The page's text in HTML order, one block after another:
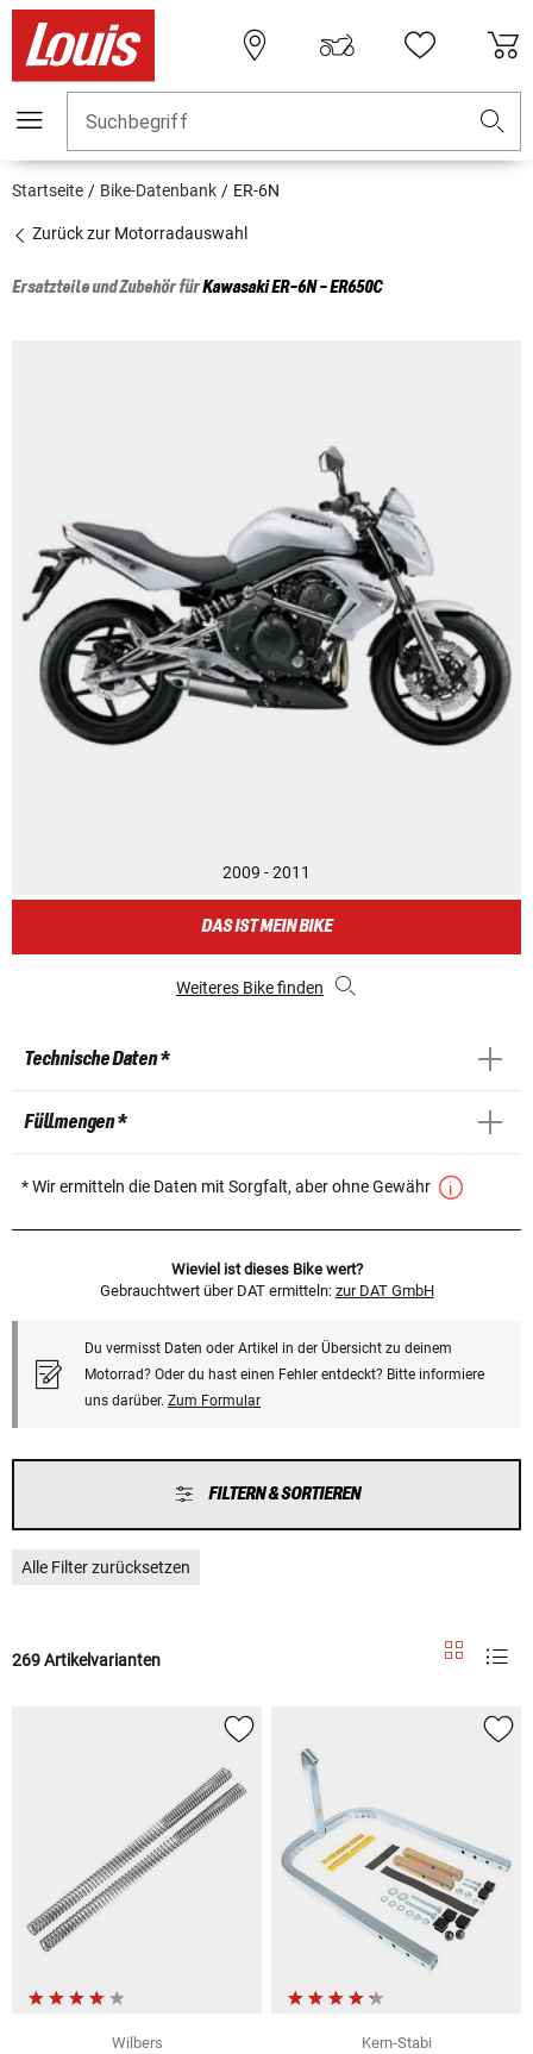
Suchbegriff
Startseite Bike-Datenbank ER-6N
Zurück zur Motorradauswahl
Ersatzteile und Zubehör fürKawasakiER-6N - ER650C
2009 - 2011
DAS IST MEIN BIKE
Weiteres Bike finden
Technische Daten *
Füllmengen *
* Wir ermitteln die Daten mit Sorgfalt, aber ohne Gewähr
Wieviel ist dieses Bike wert?
Gebrauchtwert über DAT ermitteln: zur DAT GmbH
Du vermisst Daten oder Artikel in der Übersicht zu deinem
Motorrad? Oder du hast einen Fehler entdeckt? Bitte informiere
uns darüber. Zum Formular
FILTERN & SORTIEREN
Alle Filter zurücksetzen
269 Artikelvarianten
Wilbers
Kern-Stabi